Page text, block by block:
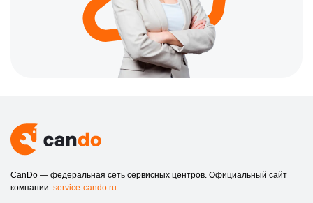
номеру +7 (495) 156-14-51. Мы всегда готовы помочь вам в
решении любых вопросов, связанных с вашим смартфоном
Обращайтесь к нам уже сегодня, чтобы ваш смартфон
Prestigio работал как новый!
CanDo — федеральная сеть сервисных центров. Официальный сайт
компании: service-cando.ru